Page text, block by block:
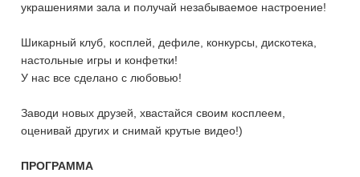
украшениями зала и получай незабываемое настроение!
Шикарный клуб, косплей, дефиле, конкурсы, дискотека,
настольные игры и конфетки!
У нас все сделано с любовью!
Заводи новых друзей, хвастайся своим косплеем,
оценивай других и снимай крутые видео!)
ПРОГРАММА